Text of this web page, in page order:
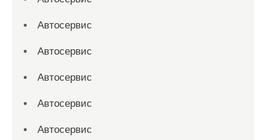
Автосервис
Автосервис
Автосервис
Автосервис
Автосервис